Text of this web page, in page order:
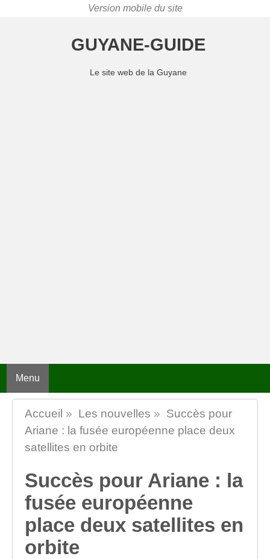
GUYANE-GUIDE
Le site web de la Guyane
Menu
Accueil » Les nouvelles » Succès pour
Ariane : la fusée européenne place deux
satellites en orbite
Succès pour Ariane : la
fusée européenne
place deux satellites en
orbite